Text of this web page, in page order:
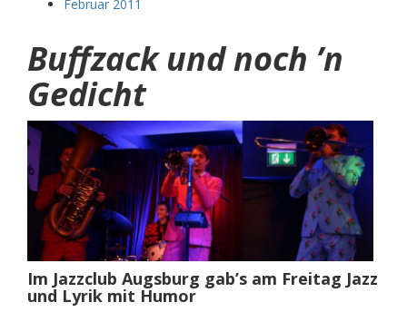
Februar 2011
Buffzack und noch ’n
Gedicht
Im Jazzclub Augsburg gab’s am Freitag Jazz
und Lyrik mit Humor